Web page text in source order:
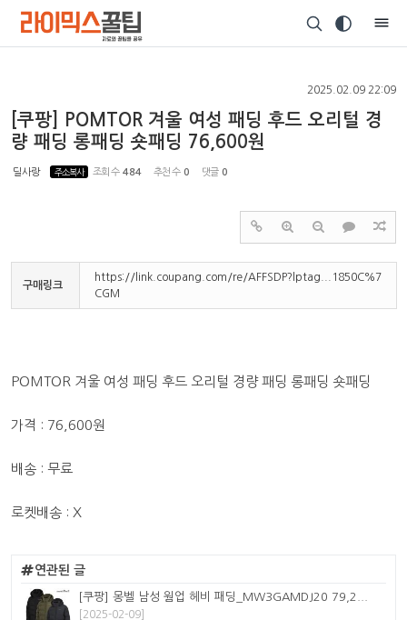
2025.02.09 22:09
[쿠팡] POMTOR 겨울 여성 패딩 후드 오리털 경
량 패딩 롱패딩 숏패딩 76,600원
딜사랑 주소복사 조회 수 484 추천 수 0 댓글 0
구매링크
https://link.coupang.com/re/AFFSDP?lptag...1850C%7
CGM
POMTOR 겨울 여성 패딩 후드 오리털 경량 패딩 롱패딩 숏패딩
가격 : 76,600원
배송 : 무료
로켓배송 : X
연관된 글
[쿠팡] 몽벨 남성 웜업 헤비 패딩_MW3GAMDJ20 79,2...
[2025-02-09]
Sketchbook5, 스케치북5
Sketchbook5, 스케치북5